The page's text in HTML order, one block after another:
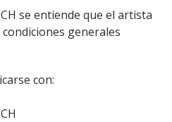
se entiende que el artista
generales
con: